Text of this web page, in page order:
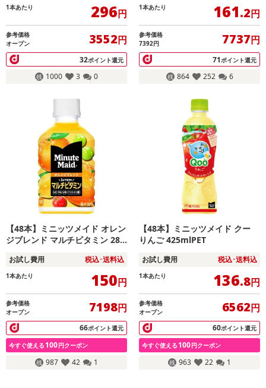
1本あたり 296円
参考価格
オープン
3552円
32ポイント還元
1000 3 0
1本あたり 161.2円
参考価格
7392円
7737円
71ポイント還元
864 252 6
【48本】ミニッツメイド オレン
ジブレンド マルチビタミン 280
お試し費用 税込･送料込
1本あたり 150円
参考価格
オープン
7198円
66ポイント還元
今すぐ使える 100円クーポン
987 42 1
【48本】ミニッツメイド クー
りんご 425mlPET
お試し費用 税込･送料込
1本あたり 136.8円
参考価格
オープン
6562円
60ポイント還元
今すぐ使える 100円クーポン
963 22 1